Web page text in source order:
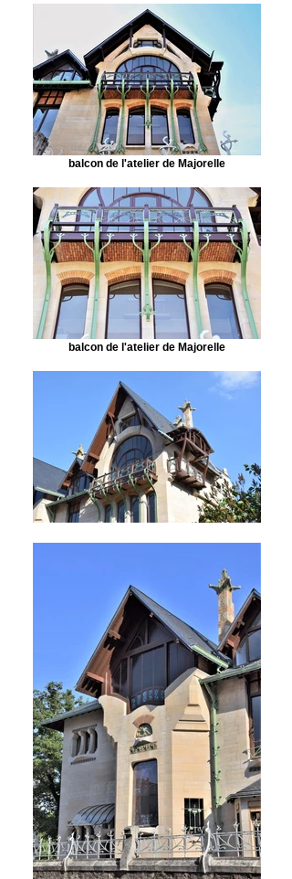
balcon de l'atelier de Majorelle
balcon de l'atelier de Majorelle